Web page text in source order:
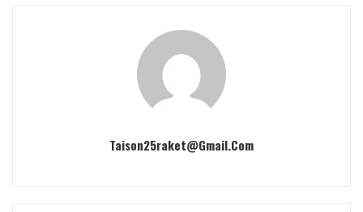
Taison25raket@gmail.com